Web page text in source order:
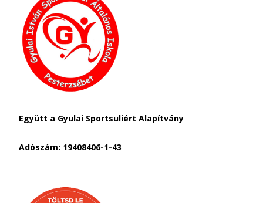
Együtt a Gyulai Sportsuliért Alapítvány
Adószám: 19408406-1-43